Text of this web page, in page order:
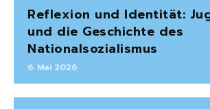
Reflexion und Identität:
und die Geschichte des
Nationalsozialismus
6. Mai 2026